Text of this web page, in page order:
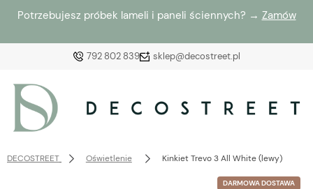
Potrzebujesz próbek lameli i paneli ściennych? → Zamów
792 802 839 sklep@decostreet.pl
Załóż konto
DECOSTREET Oświetlenie Kinkiet Trevo 3 All White (lewy)
DARMOWA DOSTAWA